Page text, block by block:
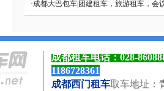
·成都大巴包车|团建租车，旅游租车，会
成都租车电话：028-
1186728361
成都西门租车取车地址